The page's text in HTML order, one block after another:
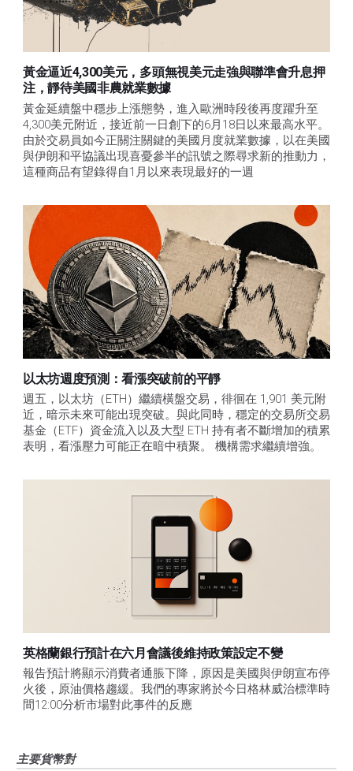
黃金逼近4,300美元，多頭無視美元走強與聯準會升息押
注，靜待美國非農就業數據
黃金延續盤中穩步上漲態勢，進入歐洲時段後再度躍升至
4,300美元附近，接近前一日創下的6月18日以來最高水平。
由於交易員如今正關注關鍵的美國月度就業數據，以在美國
與伊朗和平協議出現喜憂參半的訊號之際尋求新的推動力，
這種商品有望錄得自1月以來表現最好的一週
以太坊週度預測：看漲突破前的平靜
週五，以太坊（ETH）繼續橫盤交易，徘徊在 1,901 美元附
近，暗示未來可能出現突破。與此同時，穩定的交易所交易
基金（ETF）資金流入以及大型 ETH 持有者不斷增加的積累
表明，看漲壓力可能正在暗中積聚。 機構需求繼續增強。
英格蘭銀行預計在六月會議後維持政策設定不變
報告預計將顯示消費者通脹下降，原因是美國與伊朗宣布停
火後，原油價格趨緩。我們的專家將於今日格林威治標準時
間12:00分析市場對此事件的反應
主要貨幣對